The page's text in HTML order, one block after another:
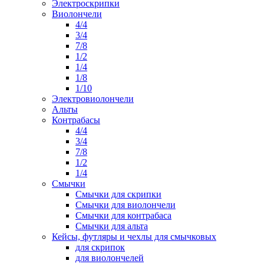
Электроскрипки
Виолончели
4/4
3/4
7/8
1/2
1/4
1/8
1/10
Электровиолончели
Альты
Контрабасы
4/4
3/4
7/8
1/2
1/4
Смычки
Смычки для скрипки
Смычки для виолончели
Смычки для контрабаса
Смычки для альта
Кейсы, футляры и чехлы для смычковых
для скрипок
для виолончелей